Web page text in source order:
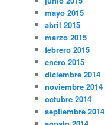
mayo 2015
abril 2015
marzo 2015
febrero 2015
enero 2015
diciembre 2014
noviembre 2014
octubre 2014
septiembre 2014